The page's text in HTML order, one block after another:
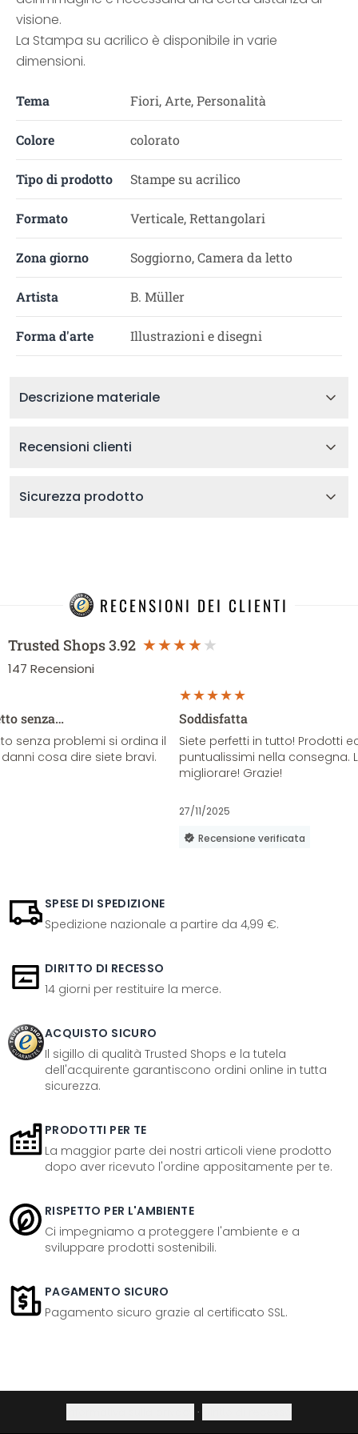
visione.
La Stampa su acrilico è disponibile in varie
dimensioni.
Tema Fiori, Arte, Personalità
Colore colorato
Tipo di prodotto Stampe su acrilico
Formato Verticale, Rettangolari
Zona giorno Soggiorno, Camera da letto
Artista B. Müller
Forma d'arte Illustrazioni e disegni
Descrizione materiale
Recensioni clienti
Sicurezza prodotto
RECENSIONI DEI CLIENTI
Trusted Shops3.92
147 Recensioni
senza…
senza problemi si ordina il
cosa dire siete bravi.
Soddisfatta
Siete perfetti in tutto! Prodotti
puntualissimi nella consegna.
migliorare! Grazie!
27/11/2025
Recensione verificata
SPESE DI SPEDIZIONE
Spedizione nazionale a partire da 4,99 €.
DIRITTO DI RECESSO
14 giorni per restituire la merce.
ACQUISTO SICURO
Il sigillo di qualità Trusted Shops e la tutela
dell'acquirente garantiscono ordini online in tutta
sicurezza.
PRODOTTI PER TE
La maggior parte dei nostri articoli viene prodotto
dopo aver ricevuto l'ordine appositamente per te.
RISPETTO PER L'AMBIENTE
Ci impegniamo a proteggere l'ambiente e a
sviluppare prodotti sostenibili.
PAGAMENTO SICURO
Pagamento sicuro grazie al certificato SSL.
·